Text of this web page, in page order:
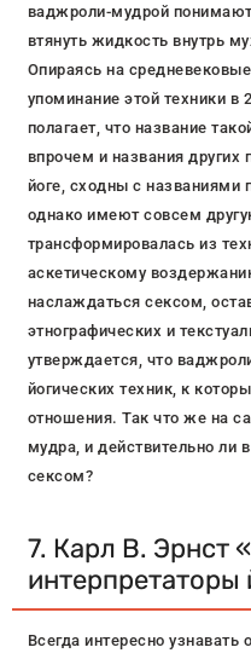
ваджроли-мудрой понимают
втянуть жидкость внутрь
Опираясь на
упоминание этой техники в
полагает, что название
впрочем и названия других
йоге, сходны с названиями
однако имеют совсем
трансформировалась из
аскетическому
наслаждаться сексом,
этнографических и
утверждается, что
йогических техник, к
отношения. Так что же на
мудра, и действительно ли
сексом?
7. Карл В. Эрнст
интерпретаторы
Всегда интересно